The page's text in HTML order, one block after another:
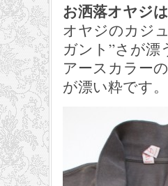
お洒落オヤジ
オヤジのカジ
ガント”さが漂
アースカラー
が漂い粋です。